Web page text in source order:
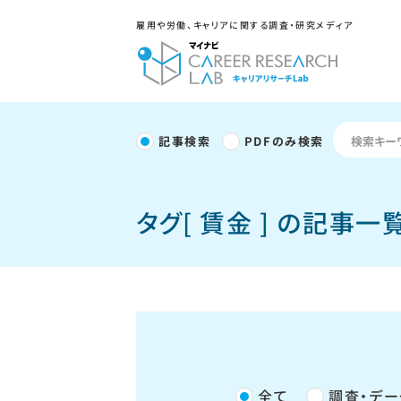
雇用や労働、キャリアに関する調査・研究メディア
記事検索 PDFのみ検索
タグ[ 賃金 ] の記事一
全て 調査・デ